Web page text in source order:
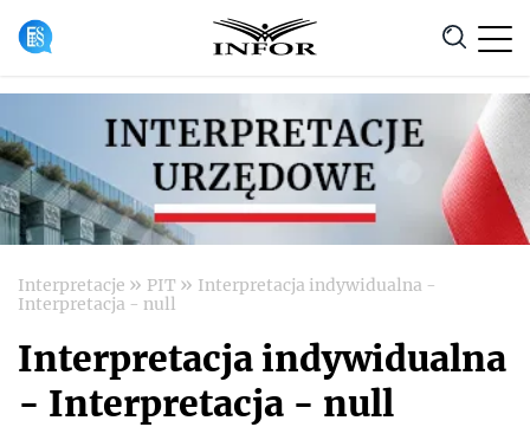
Anuluj
Interpretacje » PIT » Interpretacja indywidualna -
Interpretacja - null
Interpretacja indywidualna
- Interpretacja - null